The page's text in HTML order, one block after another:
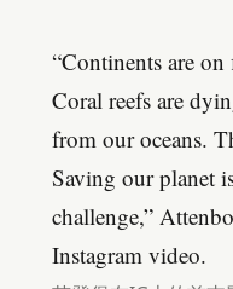
“Continents are
Coral reefs are
from our oceans.
Saving our planet
challenge,”
Instagram video.